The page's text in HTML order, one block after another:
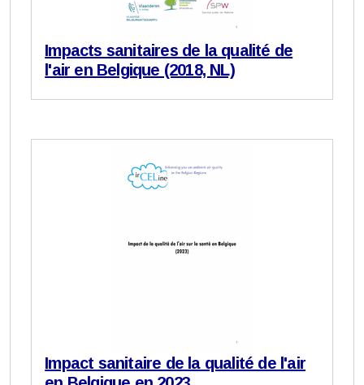
Impacts sanitaires de la qualité de
l'air en Belgique (2018, NL)
Impact sanitaire de la qualité de l'air